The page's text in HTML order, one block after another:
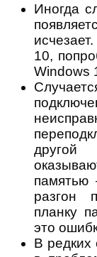
Иногда
10,
Windows
памятью
разгон
планку
это
В редких